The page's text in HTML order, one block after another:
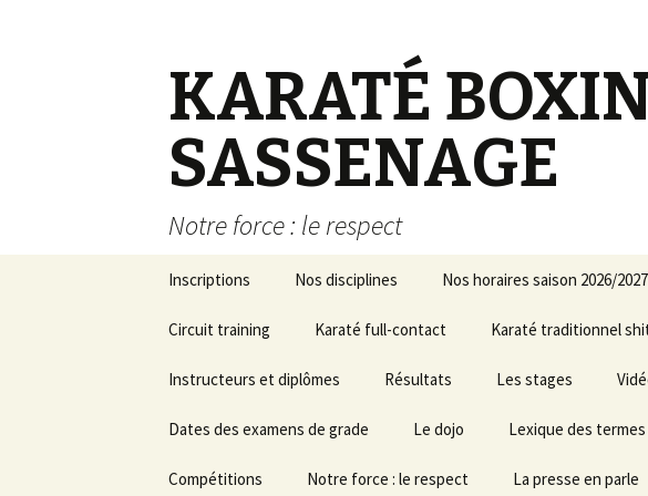
KARATÉ
SASSENAGE
Notre force : le respect
Aller au contenu principal
Inscriptions Nos disciplines Nos horaires saison 2026/2027
Circuit training Karaté full-contact Karaté traditionnel
-revisions
– enfants
– ados/adultes
Instructeurs et diplômes Résultats
Résultats Ceintures
Les stages
Santa Susanna 2025
Stage à Écully 2023
Dates des examens de grade
Passage de grade
Le dojo Lexique des
Compétitions Notre force : le respect La presse en parle